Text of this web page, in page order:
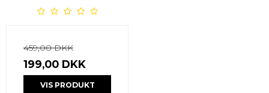
459,00 DKK
199,00 DKK
VIS PRODUKT